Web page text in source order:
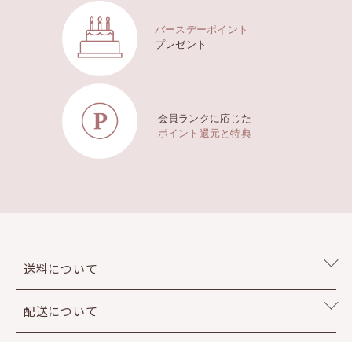
バースデーポイント
プレゼント
会員ランクに応じた
ポイント還元と特典
送料について
配送について